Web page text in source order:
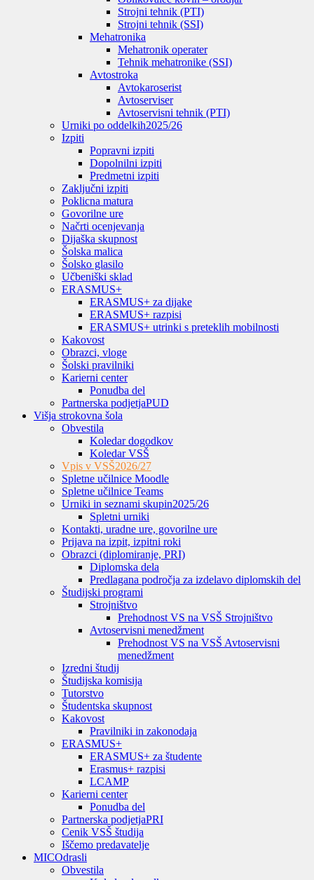
Strojni tehnik (PTI)
Strojni tehnik (SSI)
Mehatronika
Mehatronik operater
Tehnik mehatronike (SSI)
Avtostroka
Avtokaroserist
Avtoserviser
Avtoservisni tehnik (PTI)
Urniki po oddelkih2025/26
Izpiti
Popravni izpiti
Dopolnilni izpiti
Predmetni izpiti
Zaključni izpiti
Poklicna matura
Govorilne ure
Načrti ocenjevanja
Dijaška skupnost
Šolska malica
Šolsko glasilo
Učbeniški sklad
ERASMUS+
ERASMUS+ za dijake
ERASMUS+ razpisi
ERASMUS+ utrinki s preteklih mobilnosti
Kakovost
Obrazci, vloge
Šolski pravilniki
Karierni center
Ponudba del
Partnerska podjetjaPUD
Višja strokovna šola
Obvestila
Koledar dogodkov
Koledar VSŠ
Vpis v VSŠ2026/27
Spletne učilnice Moodle
Spletne učilnice Teams
Urniki in seznami skupin2025/26
Spletni urniki
Kontakti, uradne ure, govorilne ure
Prijava na izpit, izpitni roki
Obrazci (diplomiranje, PRI)
Diplomska dela
Predlagana področja za izdelavo diplomskih del
Študijski programi
Strojništvo
Prehodnost VS na VSŠ Strojništvo
Avtoservisni menedžment
Prehodnost VS na VSŠ Avtoservisni
menedžment
Izredni študij
Študijska komisija
Tutorstvo
Študentska skupnost
Kakovost
Pravilniki in zakonodaja
ERASMUS+
ERASMUS+ za študente
Erasmus+ razpisi
LCAMP
Karierni center
Ponudba del
Partnerska podjetjaPRI
Cenik VSŠ študija
Iščemo predavatelje
MICOdrasli
Obvestila